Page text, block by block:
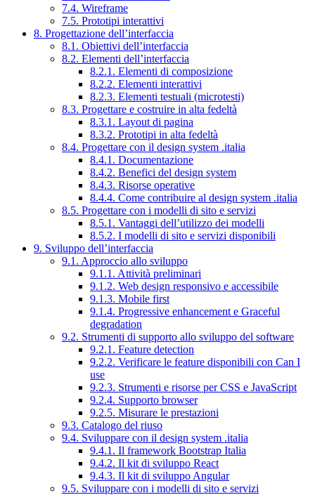
7.4. Wireframe
7.5. Prototipi interattivi
8. Progettazione dell’interfaccia
8.1. Obiettivi dell’interfaccia
8.2. Elementi dell’interfaccia
8.2.1. Elementi di composizione
8.2.2. Elementi interattivi
8.2.3. Elementi testuali (microtesti)
8.3. Progettare e costruire in alta fedeltà
8.3.1. Layout di pagina
8.3.2. Prototipi in alta fedeltà
8.4. Progettare con il design system .italia
8.4.1. Documentazione
8.4.2. Benefici del design system
8.4.3. Risorse operative
8.4.4. Come contribuire al design system .italia
8.5. Progettare con i modelli di sito e servizi
8.5.1. Vantaggi dell’utilizzo dei modelli
8.5.2. I modelli di sito e servizi disponibili
9. Sviluppo dell’interfaccia
9.1. Approccio allo sviluppo
9.1.1. Attività preliminari
9.1.2. Web design responsivo e accessibile
9.1.3. Mobile first
9.1.4. Progressive enhancement e Graceful
degradation
9.2. Strumenti di supporto allo sviluppo del software
9.2.1. Feature detection
9.2.2. Verificare le feature disponibili con Can I
use
9.2.3. Strumenti e risorse per CSS e JavaScript
9.2.4. Supporto browser
9.2.5. Misurare le prestazioni
9.3. Catalogo del riuso
9.4. Sviluppare con il design system .italia
9.4.1. Il framework Bootstrap Italia
9.4.2. Il kit di sviluppo React
9.4.3. Il kit di sviluppo Angular
9.5. Sviluppare con i modelli di sito e servizi